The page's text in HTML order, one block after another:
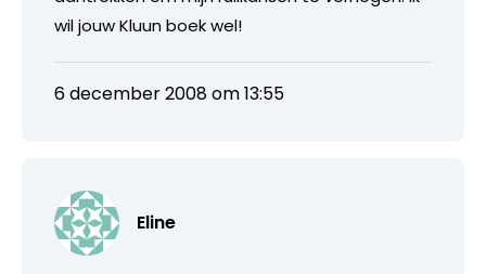
wil jouw Kluun boek wel!
6 december 2008 om 13:55
Eline